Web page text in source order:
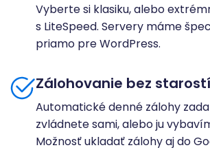
Vyberte si klasiku, alebo
s LiteSpeed. Servery máme
priamo pre WordPress.
Zálohovanie bez starostí
Automatické denné zálohy
zvládnete sami, alebo ju
Možnosť ukladať zálohy aj do